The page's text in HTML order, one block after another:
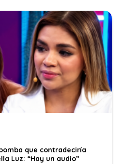
que contradeciría
Luz: “Hay un audio”